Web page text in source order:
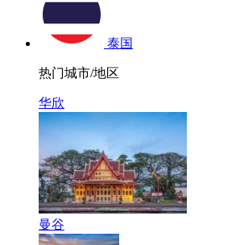
泰国
热门城市/地区
华欣
曼谷